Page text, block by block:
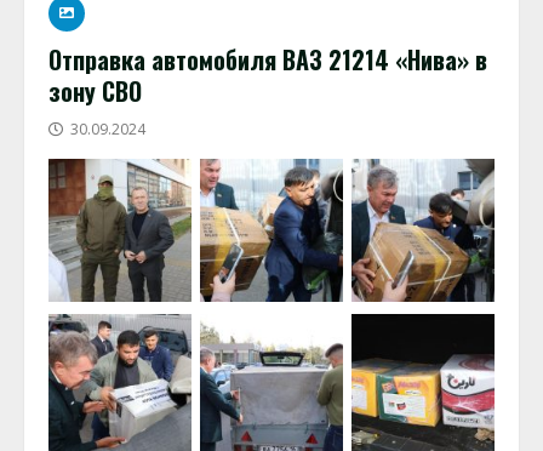
Отправка автомобиля ВАЗ 21214 «Нива» в
зону СВО
30.09.2024